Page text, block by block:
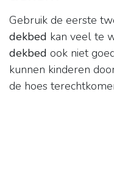
Gebruik de eerste
dekbed kan veel te
dekbed ook niet
kunnen kinderen
de hoes